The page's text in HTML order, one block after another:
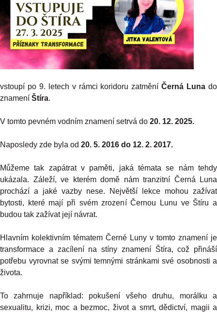
vstoupí po 9. letech v rámci koridoru zatměníČerná Luna do
znamení Štíra.
V tomto pevném vodním znamení setrvá do 20. 12. 2025.
Naposledy zde byla od 20. 5. 2016 do 12. 2. 2017.
Můžeme tak zapátrat v paměti, jaká témata se nám tehdy
ukázala. Záleží, ve kterém domě nám tranzitní Černá Luna
prochází a jaké vazby nese. Největší lekce mohou zažívat
bytosti, které mají při svém zrození Černou Lunu ve Štíru a
budou tak zažívat její návrat.
Hlavním kolektivním tématem Černé Luny v tomto znamení je
transformace a zacílení na stíny znamení Štíra, což přináší
potřebu vyrovnat se svými temnými stránkami své osobnosti a
života.
To zahrnuje například: pokušení všeho druhu, morálku a
sexualitu, krizi, moc a bezmoc, život a smrt, dědictví, magii a